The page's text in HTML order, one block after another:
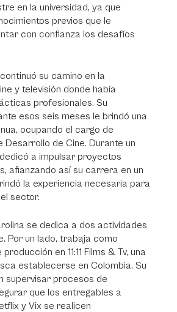
en la universidad, ya que
previos que le
con confianza los desafíos
su camino en la
y televisión donde había
profesionales. Su
esos seis meses le brindó una
ocupando el cargo de
Desarrollo de Cine. Durante un
a impulsar proyectos
afianzando así su carrera en un
la experiencia necesaria para
sector.
se dedica a dos actividades
Por un lado, trabaja como
en 11:11 Films & Tv, una
establecerse en Colombia. Su
supervisar procesos de
que los entregables a
y Vix se realicen